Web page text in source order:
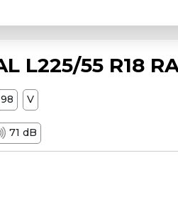
L225/55 R18
98 V
71 dB